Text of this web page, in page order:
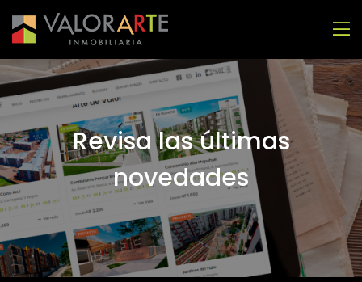
Revisa las últimas
novedades